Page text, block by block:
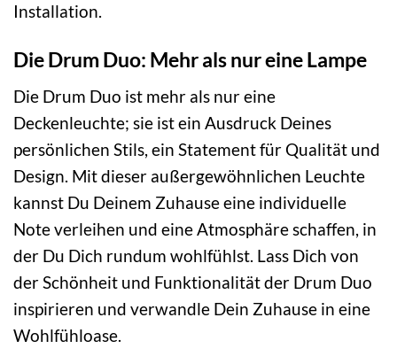
Installation.
Die Drum Duo: Mehr als nur eine Lampe
Die Drum Duo ist mehr als nur eine
Deckenleuchte; sie ist ein Ausdruck Deines
persönlichen Stils, ein Statement für Qualität und
Design. Mit dieser außergewöhnlichen Leuchte
kannst Du Deinem Zuhause eine individuelle
Note verleihen und eine Atmosphäre schaffen, in
der Du Dich rundum wohlfühlst. Lass Dich von
der Schönheit und Funktionalität der Drum Duo
inspirieren und verwandle Dein Zuhause in eine
Wohlfühloase.